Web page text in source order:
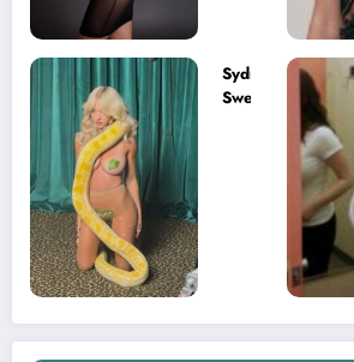
Sydney
Sweeney
adolescente